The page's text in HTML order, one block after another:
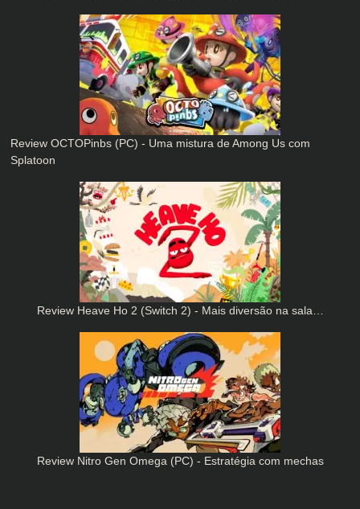
Review OCTOPinbs (PC) - Uma mistura de Among Us com
Splatoon
Review Heave Ho 2 (Switch 2) - Mais diversão na sala…
Review Nitro Gen Omega (PC) - Estratégia com mechas